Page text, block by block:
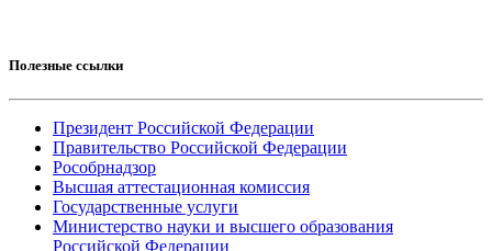
Полезные ссылки
Президент Российской Федерации
Правительство Российской Федерации
Рособрнадзор
Высшая аттестационная комиссия
Государственные услуги
Министерство науки и высшего образования
Российской Федерации